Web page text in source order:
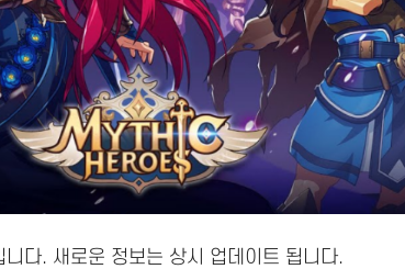
니다. 새로운 정보는 상시 업데이트 됩니다.